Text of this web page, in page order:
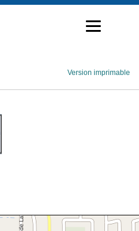
Version imprimable